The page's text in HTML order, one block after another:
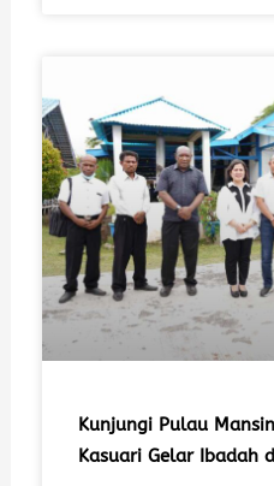
Kunjungi Pulau
Kasuari Gelar Ibadah